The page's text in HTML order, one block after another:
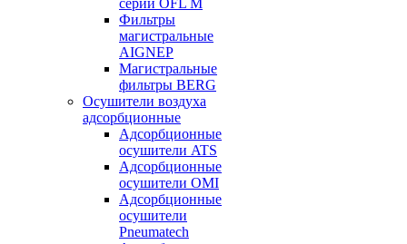
серии OFL M
Фильтры
магистральные
AIGNEP
Магистральные
фильтры BERG
Осушители воздуха
адсорбционные
Адсорбционные
осушители ATS
Адсорбционные
осушители OMI
Адсорбционные
осушители
Pneumatech